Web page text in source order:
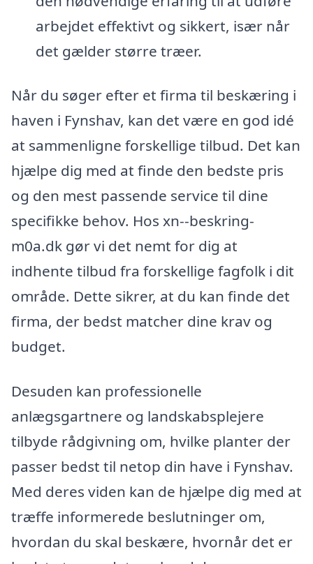
arbejdet effektivt og sikkert, især når
det gælder større træer.
Når du søger efter et firma til beskæring i
haven i Fynshav, kan det være en god idé
at sammenligne forskellige tilbud. Det kan
hjælpe dig med at finde den bedste pris
og den mest passende service til dine
specifikke behov. Hos xn--beskring-
m0a.dk gør vi det nemt for dig at
indhente tilbud fra forskellige fagfolk i dit
område. Dette sikrer, at du kan finde det
firma, der bedst matcher dine krav og
budget.
Desuden kan professionelle
anlægsgartnere og landskabsplejere
tilbyde rådgivning om, hvilke planter der
passer bedst til netop din have i Fynshav.
Med deres viden kan de hjælpe dig med at
træffe informerede beslutninger om,
hvordan du skal beskære, hvornår det er